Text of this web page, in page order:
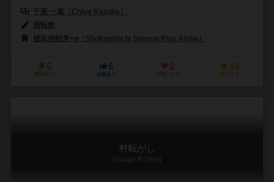
千夜 一葉（Chiya Kazuha）
猫転餅
植民地戦争+α（Shokuminchi Sensou Plus Alpha）
5
興味あり
6
経験あり
2
お気に入り
18
持ってる
村転がし
Village Rolling